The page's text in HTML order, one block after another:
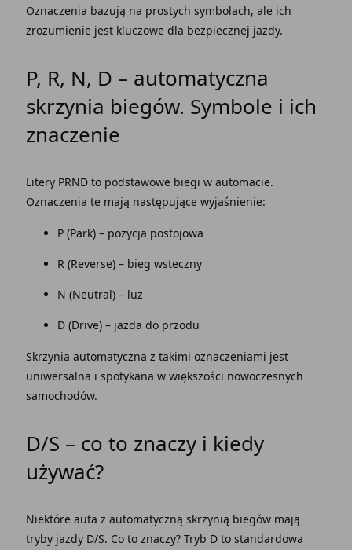
Oznaczenia bazują na prostych symbolach, ale ich
zrozumienie jest kluczowe dla bezpiecznej jazdy.
P, R, N, D – automatyczna
skrzynia biegów. Symbole i ich
znaczenie
Litery PRND to podstawowe biegi w automacie.
Oznaczenia te mają następujące wyjaśnienie:
P (Park) – pozycja postojowa
R (Reverse) –bieg wsteczny
N (Neutral) – luz
D (Drive) – jazda do przodu
Skrzynia automatyczna z takimi oznaczeniami jest
uniwersalna i spotykana w większości nowoczesnych
samochodów.
D/S – co to znaczy i kiedy
używać?
Niektóre auta z automatyczną skrzynią biegów mają
tryby jazdyD/S. Co to znaczy? Tryb D to standardowa